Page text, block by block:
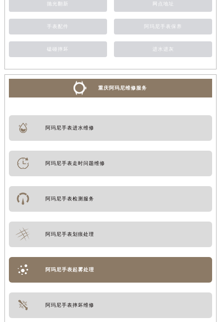
抛光翻新 网点地址
手表配件 阿玛尼手表保养
磕碰摔坏 进水进灰
重庆阿玛尼维修服务
阿玛尼手表进水维修
阿玛尼手表走时问题维修
阿玛尼手表检测服务
阿玛尼手表划痕处理
阿玛尼手表起雾处理
阿玛尼手表摔坏维修